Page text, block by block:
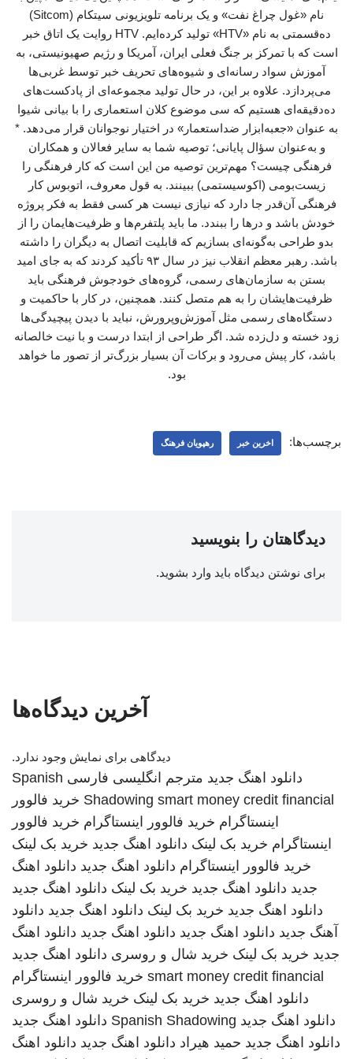
برچسب‌ها: اخرین خبر رهپویان فرهنگ
دیدگاهتان را بنویسید
برای نوشتن دیدگاه باید وارد بشوید.
آخرین دیدگاه‌ها
دیدگاهی برای نمایش وجود ندارد.
دانلود اهنگ جدید مترجم انگلیسی فارسی Spanish
Shadowing smart money credit financial
خرید فالوور
اینستاگرام خرید فالوور اینستاگرام خرید فالوور
اینستاگرام خرید بک لینک دانلود اهنگ جدید خرید بک لینک
خرید فالوور اینستاگرام دانلود اهنگ جدید دانلود اهنگ
جدید دانلود اهنگ جدید خرید بک لینک دانلود اهنگ جدید
دانلود اهنگ جدید خرید بک لینک دانلود اهنگ جدید دانلود
آهنگ جدید دانلود اهنگ جدید دانلود اهنگ جدید دانلود اهنگ
جدید خرید بک لینک خرید شال و روسری دانلود اهنگ جدید
smart money credit financial خرید فالوور اینستاگرام
دانلود اهنگ جدید خرید بک لینک خرید شال و روسری
دانلود اهنگ جدید Spanish Shadowing دانلود اهنگ جدید
دانلود اهنگ جدید حمید هیراد دانلود اهنگ جدید دانلود اهنگ